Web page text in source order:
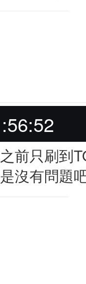
前只刷到
沒有問題